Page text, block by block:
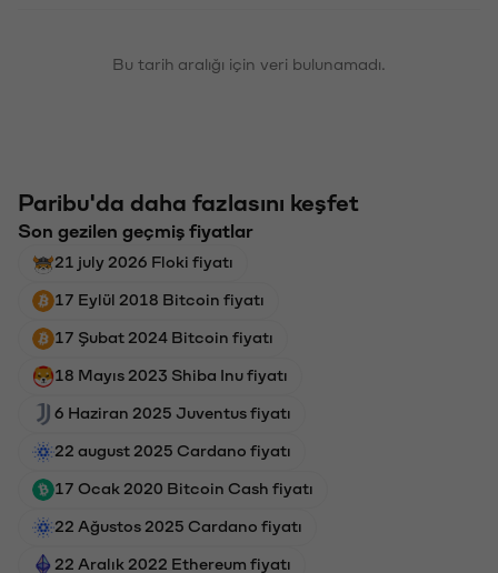
Bu tarih aralığı için veri bulunamadı.
Paribu'da daha fazlasını keşfet
Son gezilen geçmiş fiyatlar
21 july 2026 Floki fiyatı
17 Eylül 2018 Bitcoin fiyatı
17 Şubat 2024 Bitcoin fiyatı
18 Mayıs 2023 Shiba Inu fiyatı
6 Haziran 2025 Juventus fiyatı
22 august 2025 Cardano fiyatı
17 Ocak 2020 Bitcoin Cash fiyatı
22 Ağustos 2025 Cardano fiyatı
22 Aralık 2022 Ethereum fiyatı